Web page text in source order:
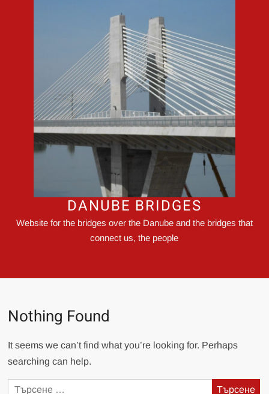
DANUBE BRIDGES
Website for the bridges over the Danube and the bridges that
connect us, the people
Nothing Found
It seems we can’t find what you’re looking for. Perhaps
searching can help.
Търсене